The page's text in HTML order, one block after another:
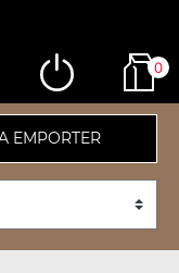
0
EMPORTER